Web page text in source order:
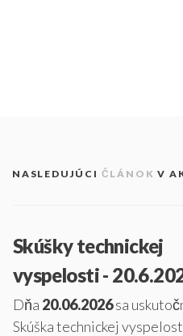
NASLEDUJÚCI ČLÁNOK V
Skúšky technickej
vyspelosti -
Dňa 20.06.2026sa
Skúška technickej